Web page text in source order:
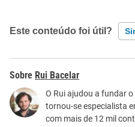
Este conteúdo foi útil?
Este conteúdo contém
Este conteúdo não tem a
Outro
Rui Bacelar
O Rui ajudou a fundar
tornou-se especialista
com mais de 12 mil